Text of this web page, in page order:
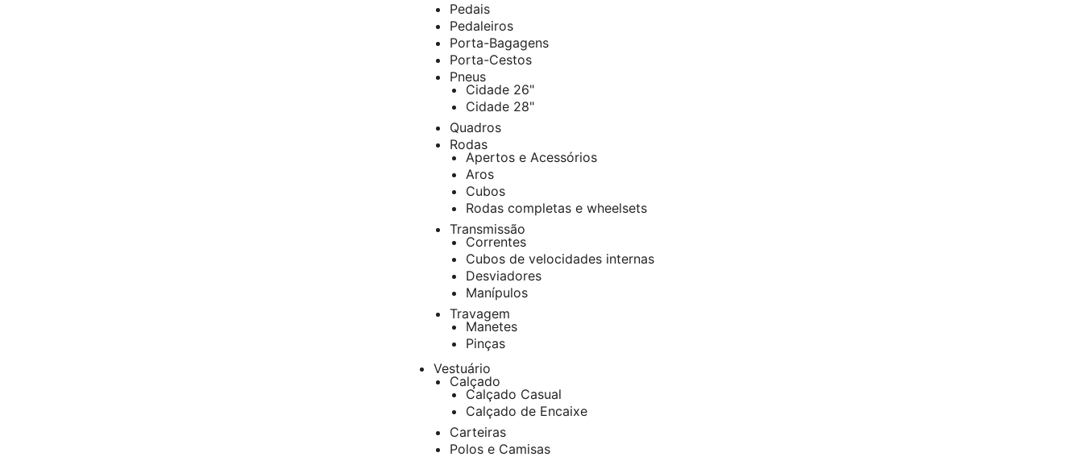
Pedais
Pedaleiros
Porta-Bagagens
Porta-Cestos
Pneus
Cidade 26"
Cidade 28"
Quadros
Rodas
Apertos e Acessórios
Aros
Cubos
Rodas completas e wheelsets
Transmissão
Correntes
Cubos de velocidades internas
Desviadores
Manípulos
Travagem
Manetes
Pinças
Vestuário
Calçado
Calçado Casual
Calçado de Encaixe
Carteiras
Polos e Camisas